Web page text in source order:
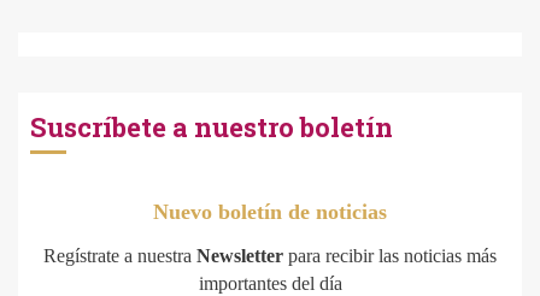
Suscríbete a nuestro boletín
Nuevo boletín de noticias
Regístrate a nuestra Newsletter para recibir las noticias más
importantes del día